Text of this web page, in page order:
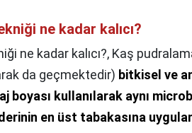
ne kadar kalıcı?
ne kadar kalıcı?, Kaş
da geçmektedir) bitkisel ve
boyası kullanılarak aynı
en üst tabakasına